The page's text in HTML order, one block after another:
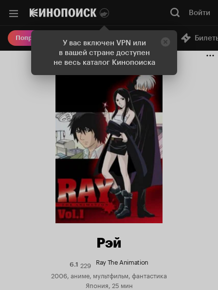
У вас включен VPN или
в вашей стране доступен
не весь каталог Кинопоиска
Войти
Попробовать Плюс Онлайн-кинотеатр
Рэй
6.1Рейтинг
Кинопоиска
229 Ray The Animation
2006, аниме, мультфильм, фантастика
Япония, 25 мин